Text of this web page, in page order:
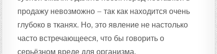
продажу невозможно – так как находится очень
глубоко в тканях. Но, это явление не настолько
часто встречающееся, что бы говорить о
серьёзном вреде для организма.